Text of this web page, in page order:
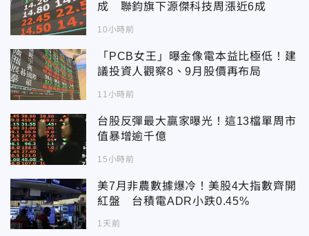
成 聯鈞旗下源傑科技周漲近6成
10小時前
「PCB女王」曝金像電本益比極低！建
議投資人觀察8、9月股價再布局
11小時前
台股反彈最大贏家曝光！這13檔單周市
值暴增逾千億
15小時前
美7月非農數據爆冷！美股4大指數齊開
紅盤 台積電ADR小跌0.45%
1天前